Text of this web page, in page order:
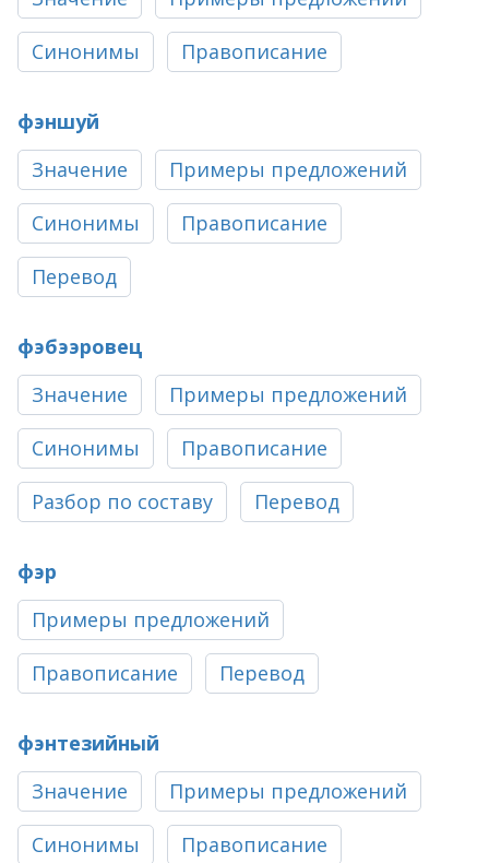
Синонимы Правописание
фэншуй
Значение
Примеры предложений
Синонимы Правописание
Перевод
фэбээровец
Значение
Примеры предложений
Синонимы Правописание
Разбор по составу Перевод
фэр
Примеры предложений
Правописание Перевод
фэнтезийный
Значение
Примеры предложений
Синонимы Правописание